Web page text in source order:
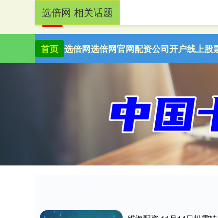
首页 选倍网选倍网官网配资公司开户线上股
选倍网 相关话题